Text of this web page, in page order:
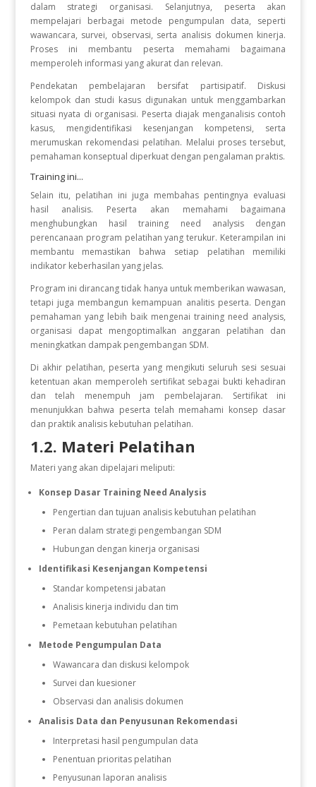
dalam strategi organisasi. Selanjutnya, peserta akan
mempelajari berbagai metode pengumpulan data, seperti
wawancara, survei, observasi, serta analisis dokumen kinerja.
Proses ini membantu peserta memahami bagaimana
memperoleh informasi yang akurat dan relevan.
Pendekatan pembelajaran bersifat partisipatif. Diskusi
kelompok dan studi kasus digunakan untuk menggambarkan
situasi nyata di organisasi. Peserta diajak menganalisis contoh
kasus, mengidentifikasi kesenjangan kompetensi, serta
merumuskan rekomendasi pelatihan. Melalui proses tersebut,
pemahaman konseptual diperkuat dengan pengalaman praktis.
Training ini...
Selain itu, pelatihan ini juga membahas pentingnya evaluasi
hasil analisis. Peserta akan memahami bagaimana
menghubungkan hasil training need analysis dengan
perencanaan program pelatihan yang terukur. Keterampilan ini
membantu memastikan bahwa setiap pelatihan memiliki
indikator keberhasilan yang jelas.
Program ini dirancang tidak hanya untuk memberikan wawasan,
tetapi juga membangun kemampuan analitis peserta. Dengan
pemahaman yang lebih baik mengenai training need analysis,
organisasi dapat mengoptimalkan anggaran pelatihan dan
meningkatkan dampak pengembangan SDM.
Di akhir pelatihan, peserta yang mengikuti seluruh sesi sesuai
ketentuan akan memperoleh sertifikat sebagai bukti kehadiran
dan telah menempuh jam pembelajaran. Sertifikat ini
menunjukkan bahwa peserta telah memahami konsep dasar
dan praktik analisis kebutuhan pelatihan.
1.2. Materi Pelatihan
Materi yang akan dipelajari meliputi:
Konsep Dasar Training Need Analysis
Pengertian dan tujuan analisis kebutuhan pelatihan
Peran dalam strategi pengembangan SDM
Hubungan dengan kinerja organisasi
Identifikasi Kesenjangan Kompetensi
Standar kompetensi jabatan
Analisis kinerja individu dan tim
Pemetaan kebutuhan pelatihan
Metode Pengumpulan Data
Wawancara dan diskusi kelompok
Survei dan kuesioner
Observasi dan analisis dokumen
Analisis Data dan Penyusunan Rekomendasi
Interpretasi hasil pengumpulan data
Penentuan prioritas pelatihan
Penyusunan laporan analisis